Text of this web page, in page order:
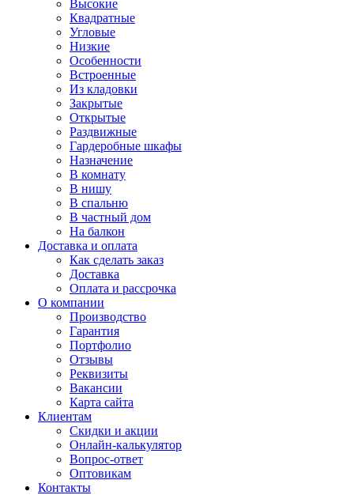
Высокие
Квадратные
Угловые
Низкие
Особенности
Встроенные
Из кладовки
Закрытые
Открытые
Раздвижные
Гардеробные шкафы
Назначение
В комнату
В нишу
В спальню
В частный дом
На балкон
Доставка и оплата
Как сделать заказ
Доставка
Оплата и рассрочка
О компании
Производство
Гарантия
Портфолио
Отзывы
Реквизиты
Вакансии
Карта сайта
Клиентам
Скидки и акции
Онлайн-калькулятор
Вопрос-ответ
Оптовикам
Контакты